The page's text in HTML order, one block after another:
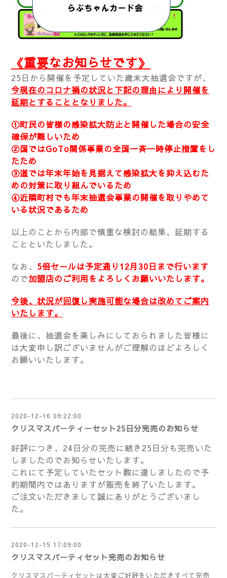
《重要なお知らせです》
25日から開催を予定していた歳末大抽選会ですが、
今現在のコロナ禍の状況と下記の理由により開催を
延期とすることとなりました。
①町民の皆様の感染拡大防止と開催した場合の安全
確保が難しいため
②国ではGoTo関係事業の全国一斉一時停止措置をし
たため
③道では年末年始を見据えて感染拡大を抑え込むた
めの対策に取り組んでいるため
④近隣町村でも年末抽選会事業の開催を取りやめて
いる状況であるため
以上のことから内部で慎重な検討の結果、延期する
ことといたしました。
なお、 5倍セールは予定通り12月30日まで行います
ので加盟店のご利用をよろしくお願いいたします。
今後、状況が回復し実施可能な場合は改めてご案内
いたします。
最後に、抽選会を楽しみにしておられました皆様に
は大変申し訳ございませんがご理解のほどよろしく
お願いいたします。
2020-12-16 09:22:00
クリスマスパーティーセット25日分完売のお知らせ
好評につき、24日分の完売に続き25日分も完売いた
しましたのでお知らせいたします。
これにて予定していたセット数に達しましたので予
約期間内ではありますが販売を終了いたします。
ご注文いただきまして誠にありがとうございまし
た。
2020-12-15 17:09:00
クリスマスパーティセット完売のお知らせ
クリスマスパーティセットは大変ご好評をいただきすべて完売